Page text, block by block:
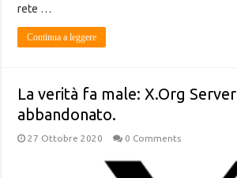
rete …
Continua a leggere
La verità fa male: X.Org
abbandonato.
27 Ottobre 2020 0 Comments